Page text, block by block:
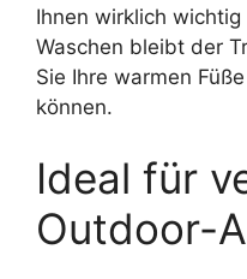
Ihnen wirklich
Waschen bleibt der
Sie Ihre warmen
können.
Ideal für
Outdoor-